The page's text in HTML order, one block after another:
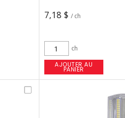
7,18 $ / ch
ch
AJOUTER AU
PANIER